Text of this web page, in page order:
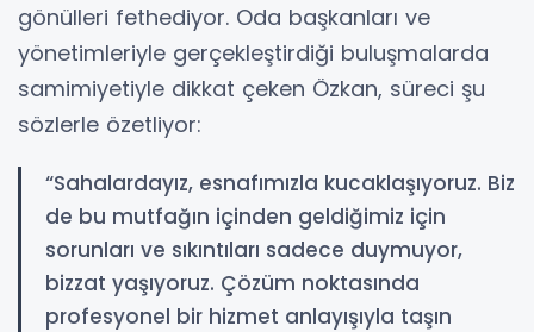
gönülleri fethediyor. Oda başkanları ve
yönetimleriyle gerçekleştirdiği buluşmalarda
samimiyetiyle dikkat çeken Özkan, süreci şu
sözlerle özetliyor:
“Sahalardayız, esnafımızla kucaklaşıyoruz. Biz
de bu mutfağın içinden geldiğimiz için
sorunları ve sıkıntıları sadece duymuyor,
bizzat yaşıyoruz. Çözüm noktasında
profesyonel bir hizmet anlayışıyla taşın